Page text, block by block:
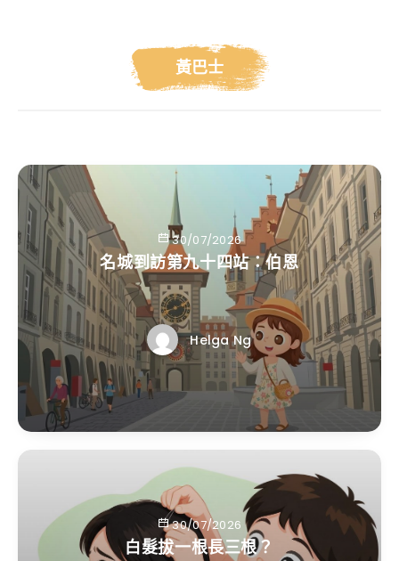
黃巴士
30/07/2026
名城到訪第九十四站：伯恩
Helga Ng
30/07/2026
白髮拔一根長三根？